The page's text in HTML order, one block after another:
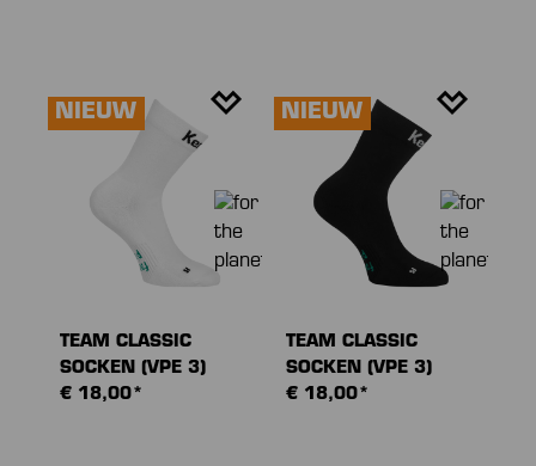
NIEUW
TEAM CLASSIC
SOCKEN (VPE 3)
€ 18,00*
NIEUW
TEAM CLASSIC
SOCKEN (VPE 3)
€ 18,00*